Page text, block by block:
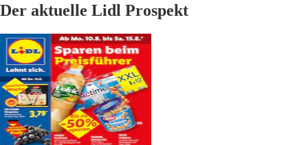
Der aktuelle Lidl Prospekt